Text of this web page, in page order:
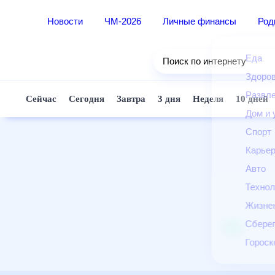
Новости ЧМ-2026 Личные финансы
Еда
Дом
Спорт
Авто
Поиск по интернету
Сейчас Сегодня Завтра 3 дня Неделя 10